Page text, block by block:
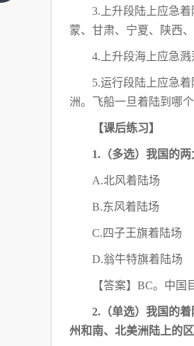
3.上升段陆上应急
蒙、甘肃、宁夏、陕西
4.上升段海上应急
5.运行段陆上应急
洲。飞船一旦着陆到哪
【课后练习】
1.（多选）我国的两
A.北风着陆场
B.东风着陆场
C.四子王旗着陆场
D.翁牛特旗着陆场
【答案】 BC。中国
2.（单选）我国的
州和南、北美洲陆上的